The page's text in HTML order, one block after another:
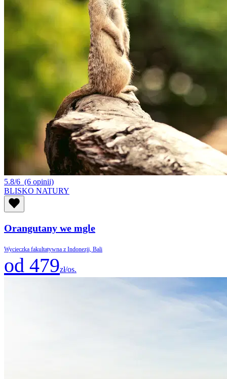
5.8/6 (6 opinii)
BLISKO NATURY
Orangutany we mgle
Wycieczka fakultatywna z Indonezji, Bali
od 479zł/os.